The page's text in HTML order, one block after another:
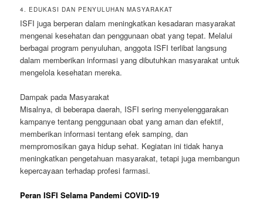
4. EDUKASI DAN PENYULUHAN MASYARAKAT
ISFI juga berperan dalam meningkatkan kesadaran masyarakat
mengenai kesehatan dan penggunaan obat yang tepat. Melalui
berbagai program penyuluhan, anggota ISFI terlibat langsung
dalam memberikan informasi yang dibutuhkan masyarakat untuk
mengelola kesehatan mereka.
Dampak pada Masyarakat
Misalnya, di beberapa daerah, ISFI sering menyelenggarakan
kampanye tentang penggunaan obat yang aman dan efektif,
memberikan informasi tentang efek samping, dan
mempromosikan gaya hidup sehat. Kegiatan ini tidak hanya
meningkatkan pengetahuan masyarakat, tetapi juga membangun
kepercayaan terhadap profesi farmasi.
Peran ISFI Selama Pandemi COVID-19